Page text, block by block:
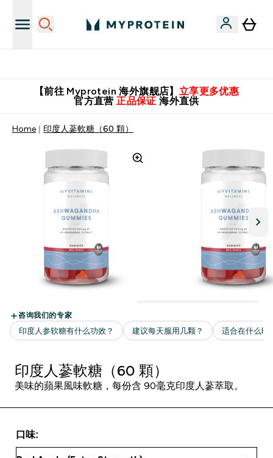
【前往 Myprotein 海外旗舰店】 立享更多优惠
官方直营 正品保证 海外直供
Home 印度人蔘軟糖（60 顆）
印度人蔘軟糖（60 顆）
美味的蘋果風味軟糖，每份含 90毫克印度人蔘萃取。
口味: